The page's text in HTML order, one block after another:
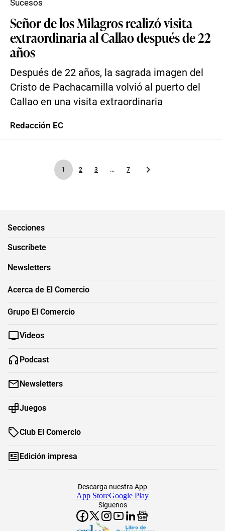
Señor de los Milagros realizó visita
extraordinaria al Callao después de 22
años
Después de 22 años, la sagrada imagen del
Cristo de Pachacamilla volvió al puerto del
Callao en una visita extraordinaria
Sucesos
Redacción EC
1 2 3 ... 7
Secciones
Suscríbete
Newsletters
Acerca de El Comercio
Grupo El Comercio
Videos
Podcast
Newsletters
Juegos
Club El Comercio
Edición impresa
Síguenos
Descarga nuestra App
App StoreGoogle Play